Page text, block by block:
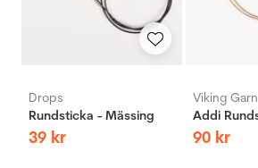
Drops
Rundsticka - Mässing
39 kr
Viking Garn
90 kr